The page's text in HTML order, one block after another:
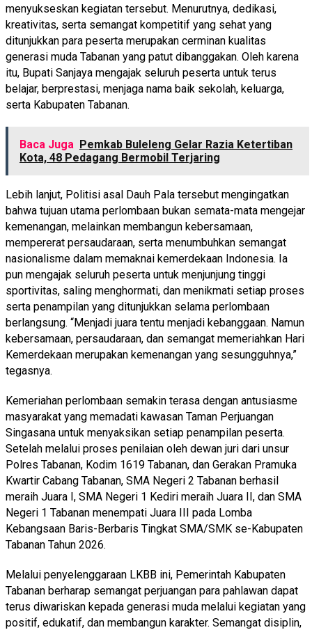
menyukseskan kegiatan tersebut. Menurutnya, dedikasi,
kreativitas, serta semangat kompetitif yang sehat yang
ditunjukkan para peserta merupakan cerminan kualitas
generasi muda Tabanan yang patut dibanggakan. Oleh karena
itu, Bupati Sanjaya mengajak seluruh peserta untuk terus
belajar, berprestasi, menjaga nama baik sekolah, keluarga,
serta Kabupaten Tabanan.
Baca Juga Pemkab Buleleng Gelar Razia Ketertiban
Kota, 48 Pedagang Bermobil Terjaring
Lebih lanjut, Politisi asal Dauh Pala tersebut mengingatkan
bahwa tujuan utama perlombaan bukan semata-mata mengejar
kemenangan, melainkan membangun kebersamaan,
mempererat persaudaraan, serta menumbuhkan semangat
nasionalisme dalam memaknai kemerdekaan Indonesia. Ia
pun mengajak seluruh peserta untuk menjunjung tinggi
sportivitas, saling menghormati, dan menikmati setiap proses
serta penampilan yang ditunjukkan selama perlombaan
berlangsung. “Menjadi juara tentu menjadi kebanggaan. Namun
kebersamaan, persaudaraan, dan semangat memeriahkan Hari
Kemerdekaan merupakan kemenangan yang sesungguhnya,”
tegasnya.
Kemeriahan perlombaan semakin terasa dengan antusiasme
masyarakat yang memadati kawasan Taman Perjuangan
Singasana untuk menyaksikan setiap penampilan peserta.
Setelah melalui proses penilaian oleh dewan juri dari unsur
Polres Tabanan, Kodim 1619 Tabanan, dan Gerakan Pramuka
Kwartir Cabang Tabanan, SMA Negeri 2 Tabanan berhasil
meraih Juara I, SMA Negeri 1 Kediri meraih Juara II, dan SMA
Negeri 1 Tabanan menempati Juara III pada Lomba
Kebangsaan Baris-Berbaris Tingkat SMA/SMK se-Kabupaten
Tabanan Tahun 2026.
Melalui penyelenggaraan LKBB ini, Pemerintah Kabupaten
Tabanan berharap semangat perjuangan para pahlawan dapat
terus diwariskan kepada generasi muda melalui kegiatan yang
positif, edukatif, dan membangun karakter. Semangat disiplin,